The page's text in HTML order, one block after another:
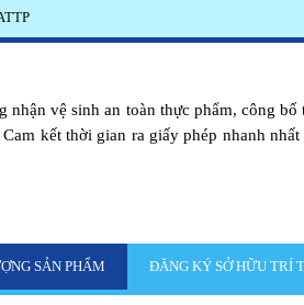
vệ sinh an toàn thực phẩm, công
kết thời gian ra giấy phép nhanh
SẢN PHẨM ĐĂNG KÝ SỞ HỮU TRÍ